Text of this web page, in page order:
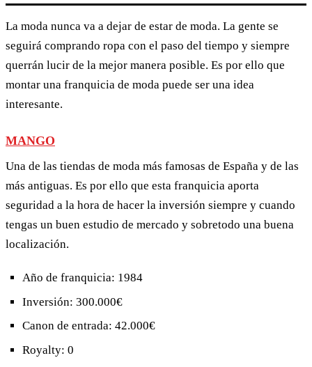
La moda nunca va a dejar de estar de moda. La gente se
seguirá comprando ropa con el paso del tiempo y siempre
querrán lucir de la mejor manera posible. Es por ello que
montar una franquicia de moda puede ser una idea
interesante.
MANGO
Una de las tiendas de moda más famosas de España y de las
más antiguas. Es por ello que esta franquicia aporta
seguridad a la hora de hacer la inversión siempre y cuando
tengas un buen estudio de mercado y sobretodo una buena
localización.
Año de franquicia: 1984
Inversión: 300.000€
Canon de entrada: 42.000€
Royalty: 0